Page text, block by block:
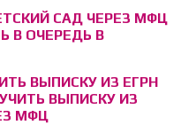
САД ЧЕРЕЗ МФЦ
В ОЧЕРЕДЬ В
ВЫПИСКУ ИЗ ЕГРН
ВЫПИСКУ ИЗ
МФЦ